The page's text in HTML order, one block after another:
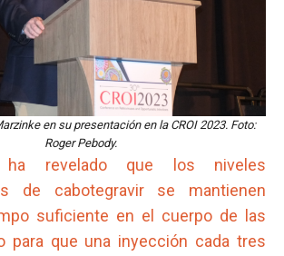
en su presentación en la CROI 2023. Foto:
Roger Pebody.
revelado que los niveles
de cabotegravir se mantienen
suficiente en el cuerpo de las
para que una inyección cada tres